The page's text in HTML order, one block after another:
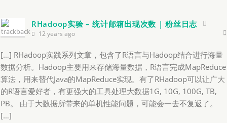
RHadoop实验 – 统计邮箱出现次数 | 粉丝日志
12 years ago
[…] RHadoop实践系列文章，包含了R语言与Hadoop结合进行海量
数据分析。Hadoop主要用来存储海量数据，R语言完成MapReduce
算法，用来替代Java的MapReduce实现。有了RHadoop可以让广大
的R语言爱好者，有更强大的工具处理大数据1G, 10G, 100G, TB,
PB。 由于大数据所带来的单机性能问题，可能会一去不复返了。
[…]